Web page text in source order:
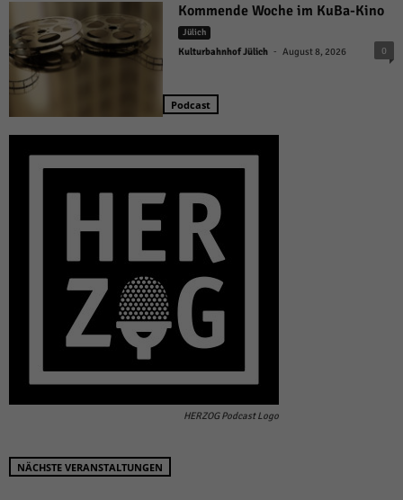
Kommende Woche im KuBa-Kino
Jülich
Kulturbahnhof Jülich - August 8, 2026 0
Podcast
HERZOG Podcast Logo
NÄCHSTE VERANSTALTUNGEN